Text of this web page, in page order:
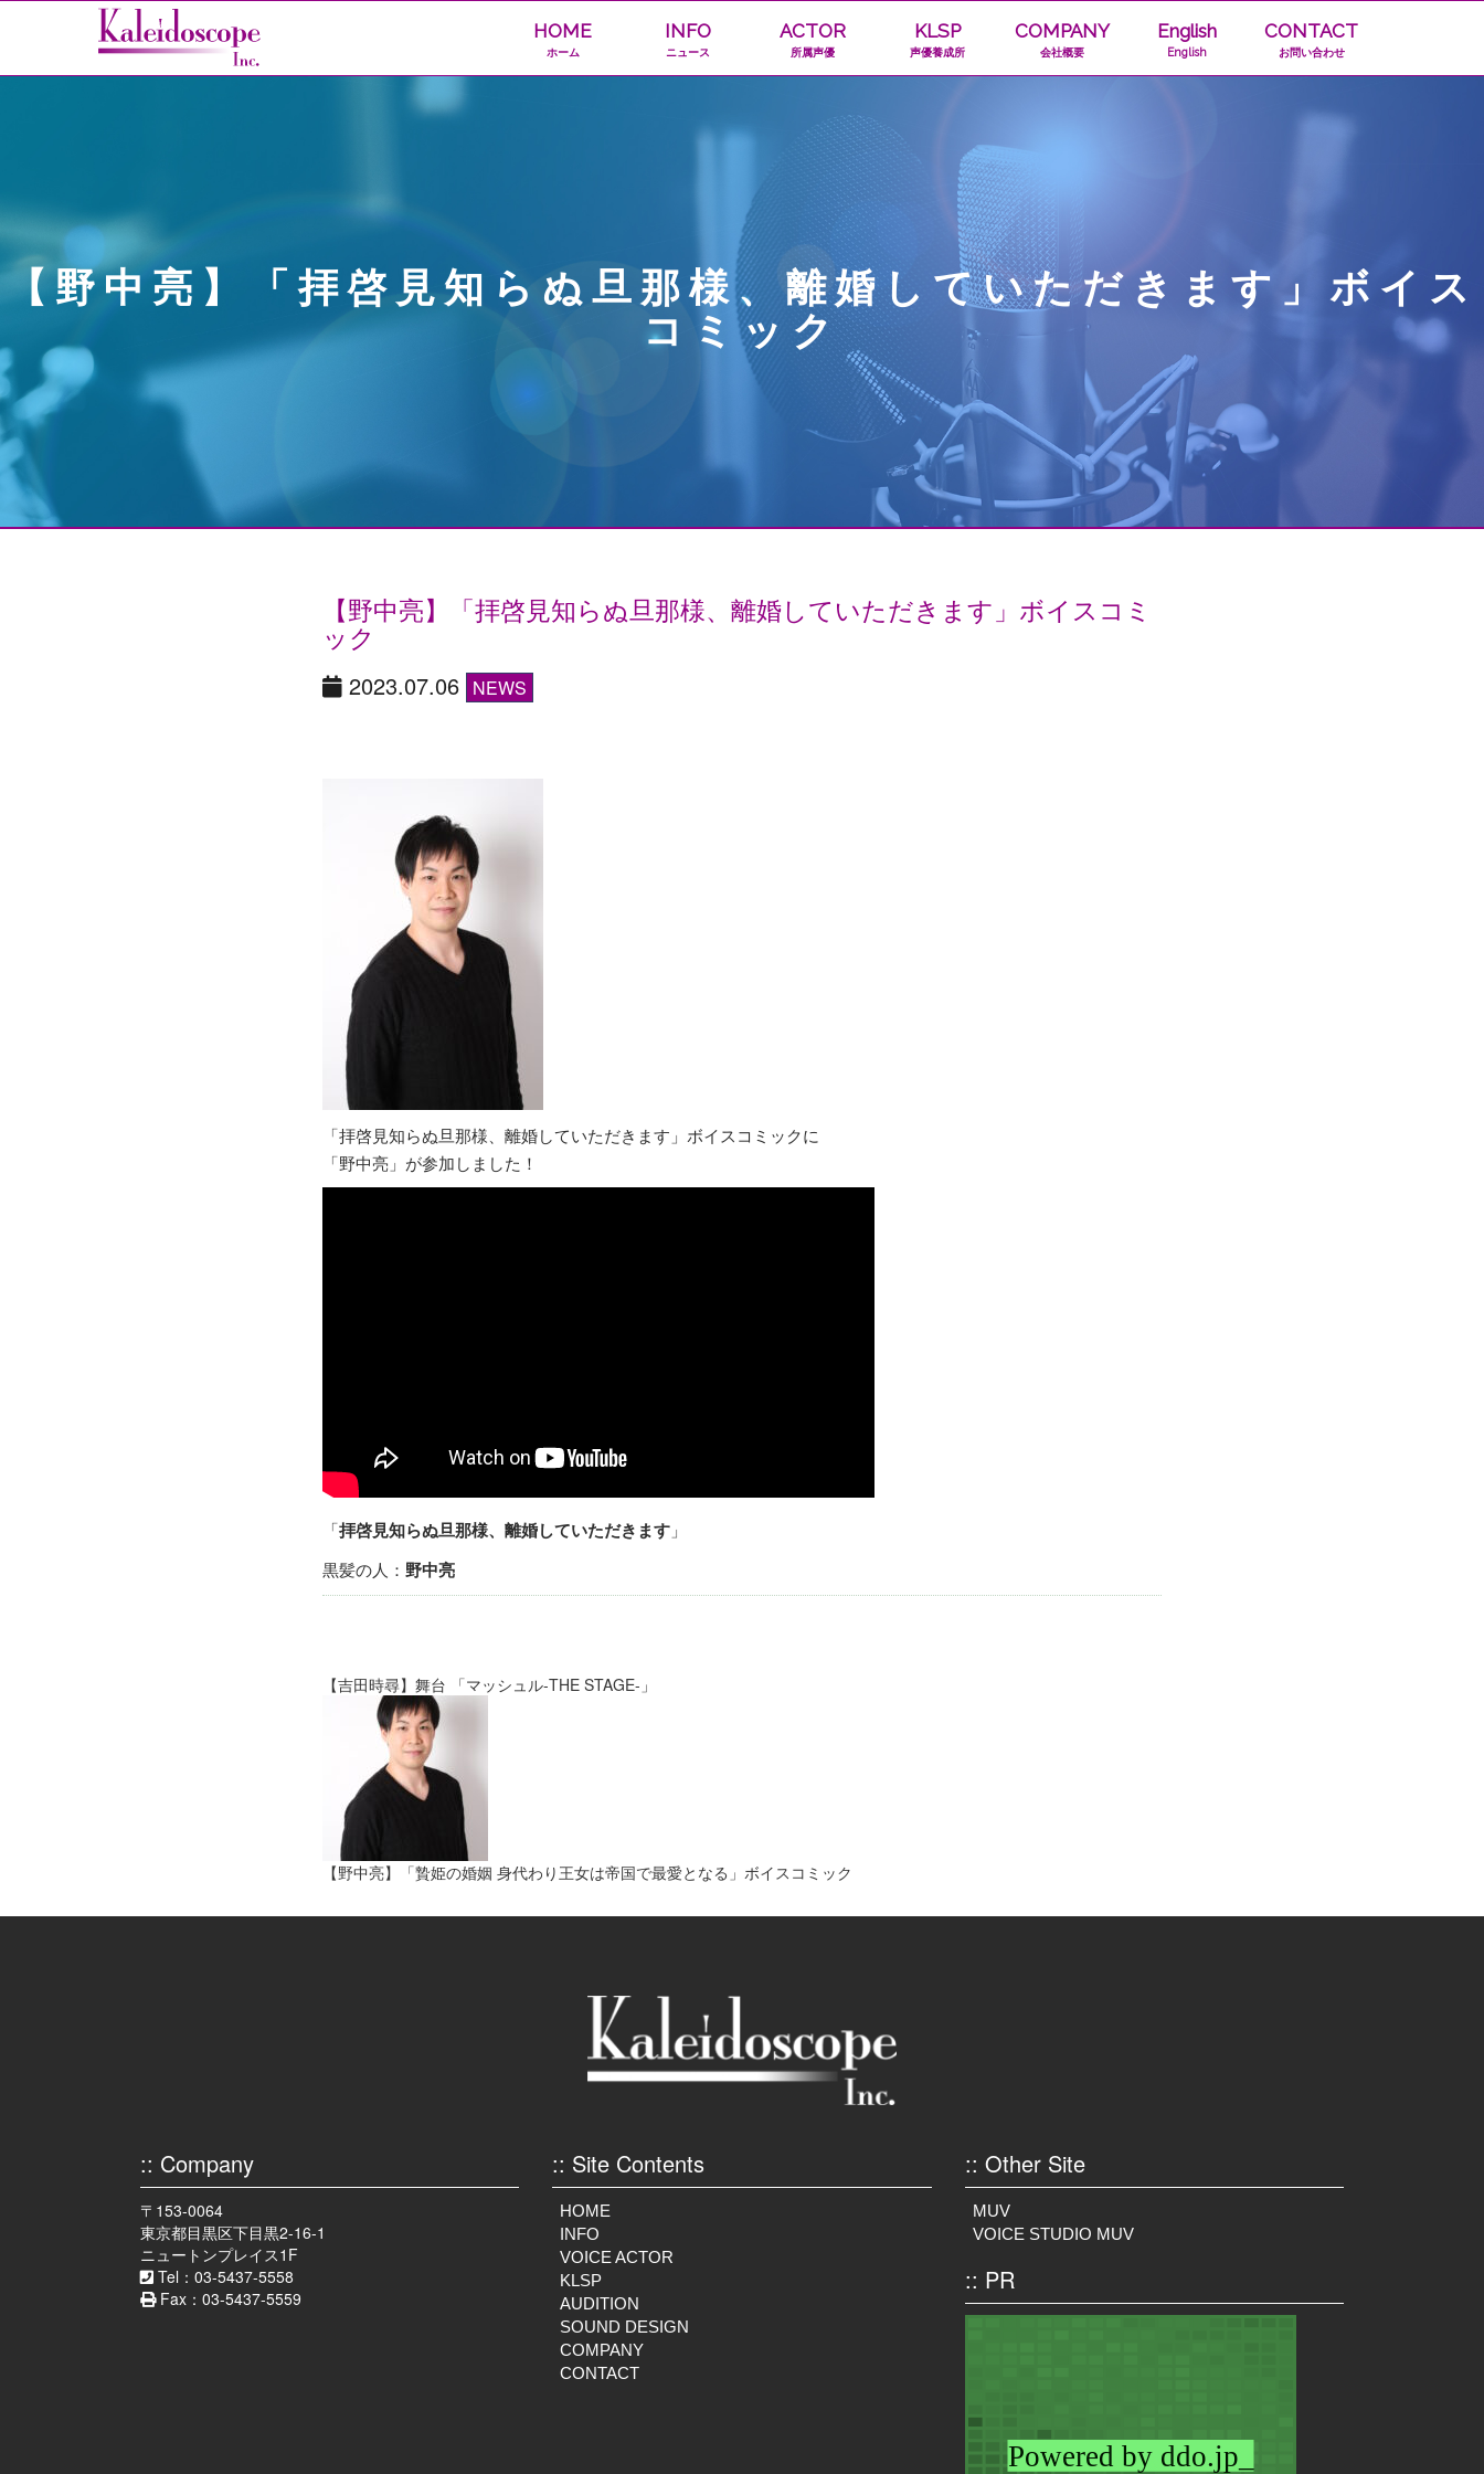
HOME
ホーム
INFO
ニュース
ACTOR
所属声優
KLSP
声優養成所
COMPANY
会社概要
English
English
CONTACT
お問い合わせ
【野中亮】「拝啓見知らぬ旦那様、離婚していただきます」ボイス
コミック
【野中亮】「拝啓見知らぬ旦那様、離婚していただきます」ボイスコミ
ック
2023.07.06 NEWS
「拝啓見知らぬ旦那様、離婚していただきます」ボイスコミックに
「野中亮」が参加しました！
「拝啓見知らぬ旦那様、離婚していただきます 」
黒髪の人： 野中亮
【吉田時尋】舞台 「マッシュル-THE STAGE-」
【野中亮】「贄姫の婚姻 身代わり王女は帝国で最愛となる」ボイスコミック
:: Company
〒153-0064
東京都目黒区下目黒2-16-1
ニュートンプレイス1F
Tel：03-5437-5558
Fax：03-5437-5559
:: Site Contents
HOME
INFO
VOICE ACTOR
KLSP
AUDITION
SOUND DESIGN
COMPANY
CONTACT
:: Other Site
MUV
VOICE STUDIO MUV
:: PR